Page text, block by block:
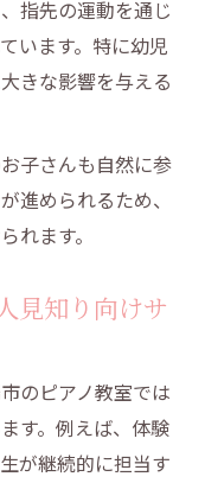
指先の運動を通じ
います。特に幼児
きな影響を与える
子さんも自然に参
進められるため、
れます。
見知り向けサ
のピアノ教室では
す。例えば、体験
が継続的に担当す